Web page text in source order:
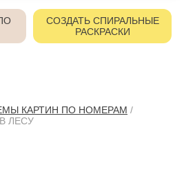
СОЗДАТЬ СПИРАЛЬНЫЕ
РАСКРАСКИ
КАРТИН ПО НОМЕРАМ /
ЛЕСУ